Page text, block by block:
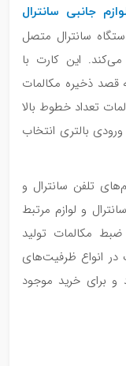
جانبی سانترال
سانترال متصل
این کارت با
ذخیره مکالمات
تعداد خطوط بالا
بالتری انتخاب
تلفن سانترال و
و لوازم مرتبط
مکالمات تولید
انواع ظرفیت‌های
و برای خرید موجود